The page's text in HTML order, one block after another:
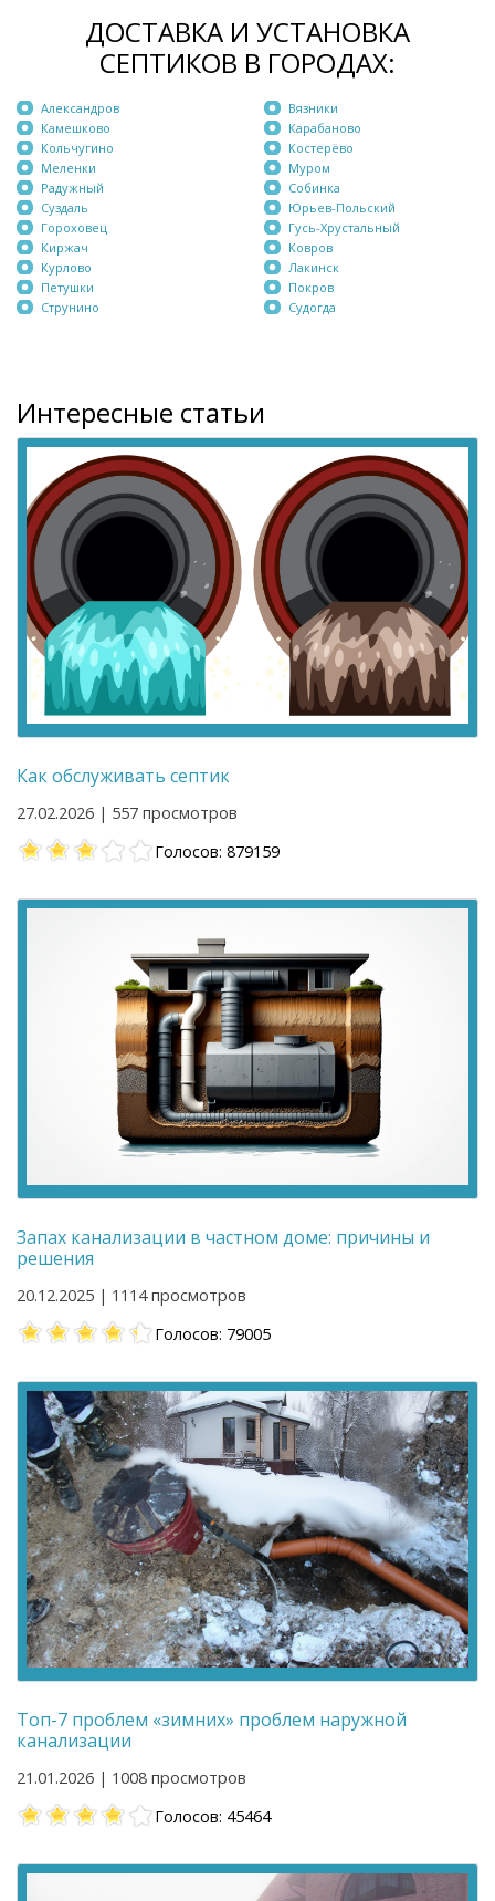
ДОСТАВКА И УСТАНОВКА
СЕПТИКОВ В ГОРОДАХ:
Александров
Камешково
Кольчугино
Меленки
Радужный
Суздаль
Вязники
Карабаново
Костерёво
Муром
Собинка
Юрьев-Польский
Гороховец
Киржач
Курлово
Петушки
Струнино
Гусь-Хрустальный
Ковров
Лакинск
Покров
Судогда
Интересные статьи
Как обслуживать септик
27.02.2026 | 557 просмотров
Голосов: 879159
Запах канализации в частном доме: причины и
решения
20.12.2025 | 1114 просмотров
Голосов: 79005
Топ-7 проблем «зимних» проблем наружной
канализации
21.01.2026 | 1008 просмотров
Голосов: 45464